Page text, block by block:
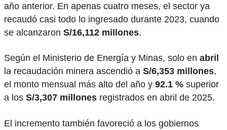
año anterior. En apenas cuatro meses, el sector ya
recaudó casi todo lo ingresado durante 2023, cuando
se alcanzaron S/16,112 millones.
Según el Ministerio de Energía y Minas, solo en abril
la recaudación minera ascendió a S/6,353 millones,
el monto mensual más alto del año y 92.1 % superior
a los S/3,307 millones registrados en abril de 2025.
El incremento también favoreció a los gobiernos